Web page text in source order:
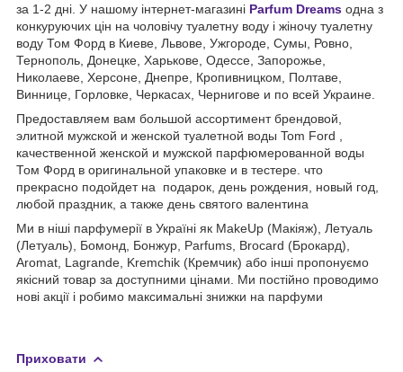
за 1-2 дні. У нашому інтернет-магазині Parfum Dreams одна з
конкуруючих цін на чоловічу туалетну воду і жіночу туалетну
воду Том Форд в Киеве, Львове, Ужгороде, Сумы, Ровно,
Тернополь, Донецке, Харькове, Одессе, Запорожье,
Николаеве, Херсоне, Днепре, Кропивницком, Полтаве,
Виннице, Горловке, Черкасах, Чернигове и по всей Украине.
Предоставляем вам большой ассортимент брендовой,
элитной мужской и женской туалетной воды Tom Ford ,
качественной женской и мужской парфюмерованной воды
Том Форд в оригинальной упаковке и в тестере. что
прекрасно подойдет на подарок, день рождения, новый год,
любой праздник, а также день святого валентина
Ми в ніші парфумерії в Україні як MakeUp (Макіяж), Летуаль
(Летуаль), Бомонд, Бонжур, Parfums, Brocard (Брокард),
Aromat, Lagrande, Kremchik (Кремчик) або інші пропонуємо
якісний товар за доступними цінами. Ми постійно проводимо
нові акції і робимо максимальні знижки на парфуми
Приховати